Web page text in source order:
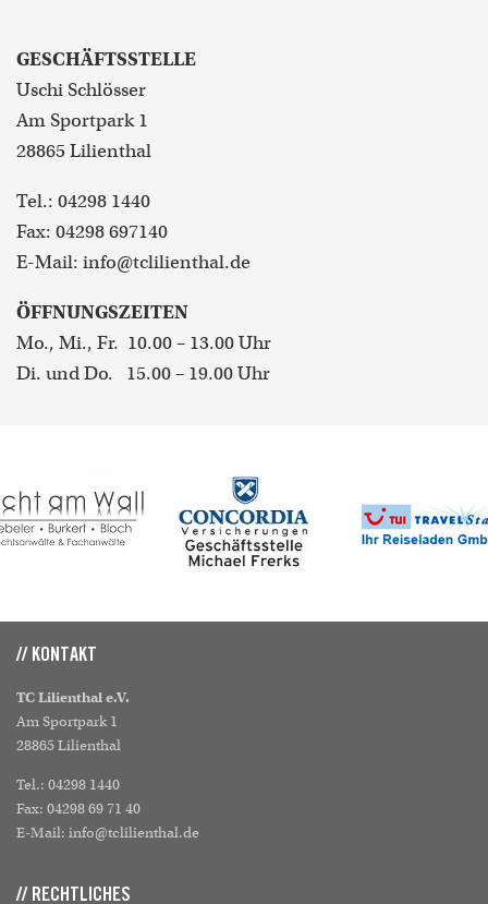
GESCHÄFTSSTELLE
Uschi Schlösser
Am Sportpark 1
28865 Lilienthal
Tel.: 04298 1440
Fax: 04298 697140
E-Mail: info@tclilienthal.de
ÖFFNUNGSZEITEN
Mo., Mi., Fr. 10.00 – 13.00 Uhr
Di. und Do. 15.00 – 19.00 Uhr
// KONTAKT
TC Lilienthal e.V.
Am Sportpark 1
28865 Lilienthal
Tel.: 04298 1440
Fax: 04298 69 71 40
E-Mail: info@tclilienthal.de
// RECHTLICHES